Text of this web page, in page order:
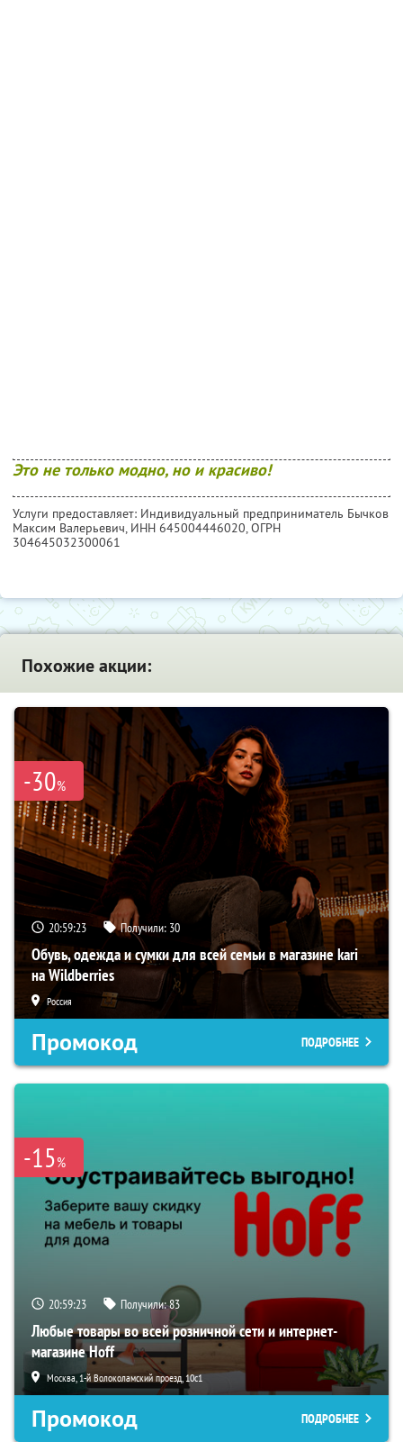
Это не только модно, но и красиво!
Услуги предоставляет: Индивидуальный предприниматель Бычков
Максим Валерьевич, ИНН 645004446020, ОГРН
304645032300061
Похожие акции:
-30%
20:59:22 Получили: 30
Обувь, одежда и сумки для всей семьи в магазине kari
на Wildberries
Россия
Промокод ПОДРОБНЕЕ
-15%
20:59:22 Получили:83
Любые товары во всей розничной сети и интернет-
магазине Hoff
Москва, 1-й Волоколамский проезд, 10с1
Промокод ПОДРОБНЕЕ